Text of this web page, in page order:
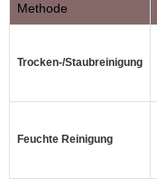
Methode
Trocken‑/Staubreinigung
Feuchte Reinigung